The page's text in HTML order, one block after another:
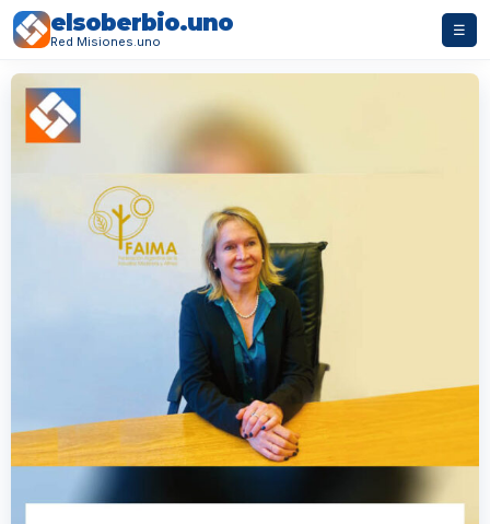
elsoberbio.uno
Red Misiones.uno
☰